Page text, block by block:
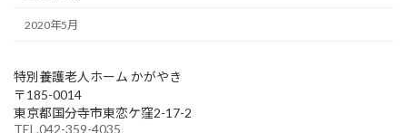
2020年5月
特別養護老人ホーム かがやき
〒185-0014
東京都国分寺市東恋ケ窪2-17-2
TEL.042-359-4035